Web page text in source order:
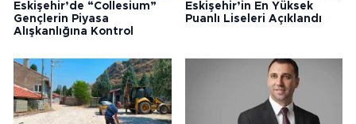
Eskişehir’de “Collesium”
Gençlerin Piyasa
Alışkanlığına Kontrol
Eskişehir’in En Yüksek
Puanlı Liseleri Açıklandı